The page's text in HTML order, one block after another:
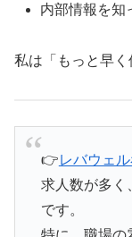
内部情報を知
私は「もっと早く
👉レバウェ
求人数が多く
です。